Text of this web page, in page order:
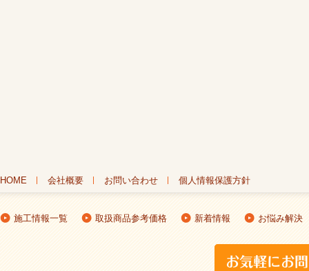
HOME 会社概要 お問い合わせ 個人情報保護方針
施工情報一覧 取扱商品参考価格 新着情報 お悩み解決